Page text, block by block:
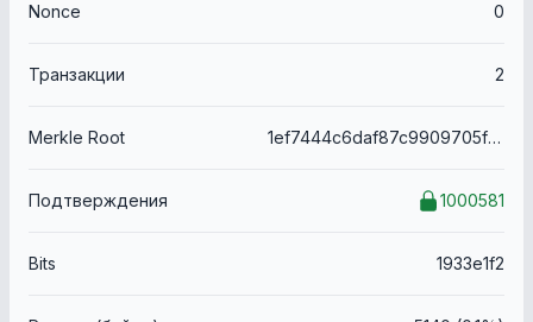
Nonce 0
Транзакции 2
Merkle Root 1ef7444c6daf87c9909705f81c4c5d4ac73521fb7a6f1882dda78d8c7717ed5c
Подтверждения 1000581
Bits 1933e1f2